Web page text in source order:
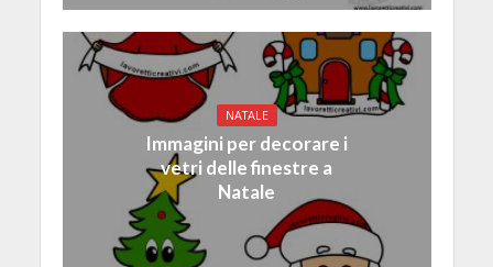
NATALE
Immagini per decorare i
vetri delle finestre a
Natale